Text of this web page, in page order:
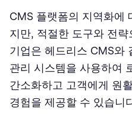
CMS 플랫폼의 지역화에
지만, 적절한 도구와 전
기업은 헤드리스 CMS와
관리 시스템을 사용하여
간소화하고 고객에게 원
경험을 제공할 수 있습니